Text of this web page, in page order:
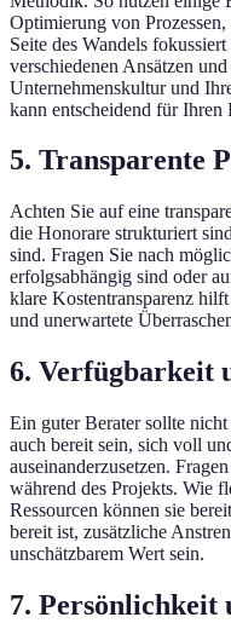
Optimierung von
Seite des Wandels
verschiedenen Ansätzen
Unternehmenskultur und
kann entscheidend für Ihren
5. Transparente
Achten Sie auf eine
die Honorare strukturiert
sind. Fragen Sie nach
erfolgsabhängig sind oder
klare Kostentransparenz
und unerwartete
6. Verfügbarkeit
Ein guter Berater sollte
auch bereit sein, sich voll
auseinanderzusetzen.
während des Projekts. Wie
Ressourcen können sie
bereit ist, zusätzliche
unschätzbarem Wert sein.
7. Persönlichkeit